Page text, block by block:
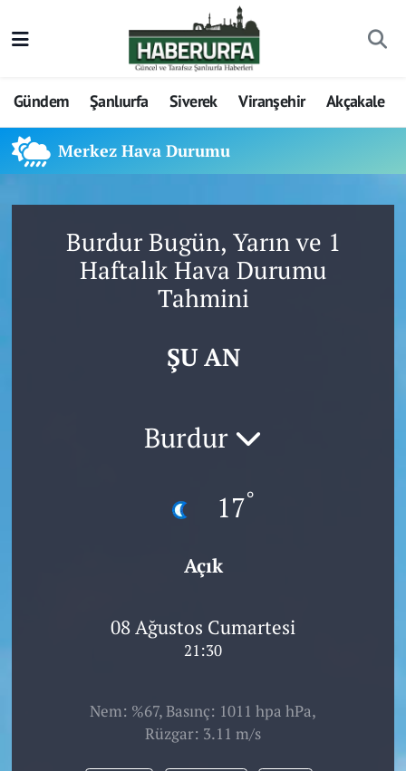
Gündem Şanlıurfa Siverek Viranşehir Akçakale
Merkez Hava Durumu
Burdur Bugün, Yarın ve 1
Haftalık Hava Durumu
Tahmini
ŞU AN
Burdur
17°
Açık
08 Ağustos Cumartesi
21:30
Nem: %67, Basınç: 1011 hpa hPa,
Rüzgar: 3.11 m/s